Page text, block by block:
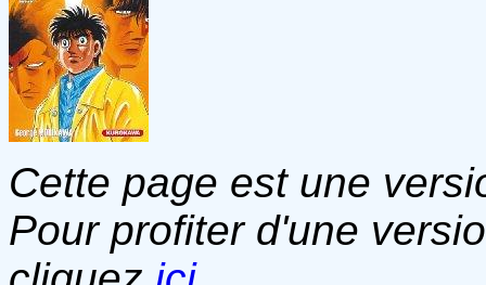
Cette page est une
Pour profiter d'une